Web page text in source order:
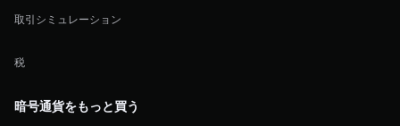
取引シミュレーション
税
暗号通貨をもっと買う